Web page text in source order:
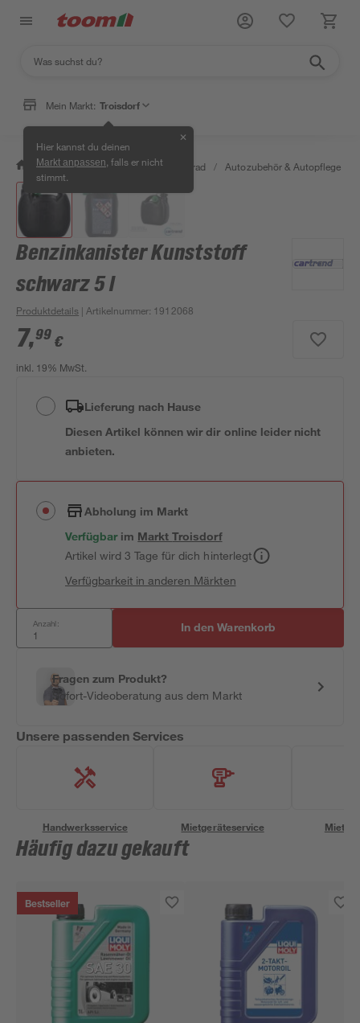
Mein Markt: Troisdorf
Hier kannst du deinen
Markt anpassen , falls er nicht
stimmt.
✕
/ Garten & Freizeit / Auto & Fahrrad / Autozubehör & Autopflege
Benzinkanister Kunststoff
schwarz 5 l
Produktdetails | Artikelnummer: 1912068
7,99 €
inkl. 19% MwSt.
Lieferung nach Hause
Diesen Artikel können wir dir online leider nicht
anbieten.
Abholung im Markt
Verfügbar im MarktTroisdorf
Artikel wird 3 Tage für dich hinterlegt
Verfügbarkeit in anderen Märkten
Anzahl: In den Warenkorb
Fragen zum Produkt?
Sofort-Videoberatung aus dem Markt
Unsere passenden Services
Handwerksservice Mietgeräteservice
Häufig dazu gekauft
Bestseller